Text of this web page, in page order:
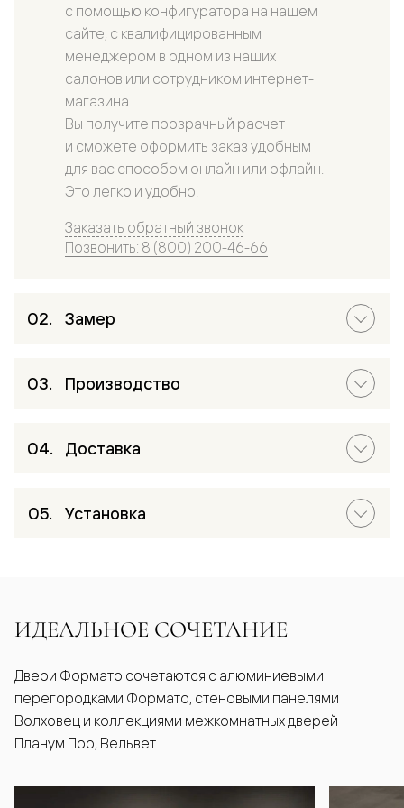
с помощью конфигуратора на нашем
сайте, с квалифицированным
менеджером в одном из наших
салонов или сотрудником интернет-
магазина.
Вы получите прозрачный расчет
и сможете оформить заказ удобным
для вас способом онлайн или офлайн.
Это легко и удобно.
Заказать обратный звонок
Позвонить: 8 (800) 200-46-66
Замер
Производство
Доставка
Установка
ИДЕАЛЬНОЕ СОЧЕТАНИЕ
Двери Формато сочетаются с алюминиевыми
перегородками Формато, стеновыми панелями
Волховец и коллекциями межкомнатных дверей
Планум Про, Вельвет.